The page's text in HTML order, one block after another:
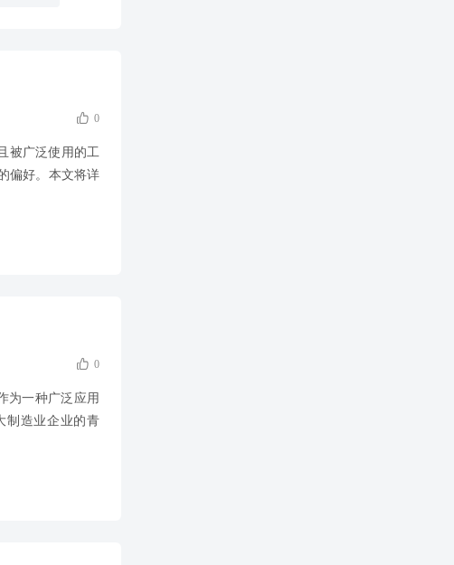
 0
被广泛使用的工
偏好。本文将详
 0
为一种广泛应用
制造业企业的青